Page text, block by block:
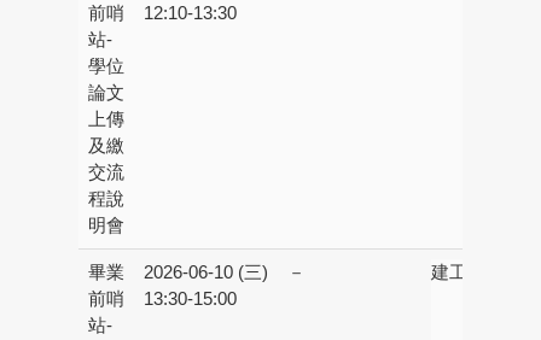
前哨
站-
學位
論文
上傳
及繳
交流
程說
明會
12:10-13:30
畢業
前哨
站-
2026-06-10 (三)
13:30-15:00
－ 建工校區：